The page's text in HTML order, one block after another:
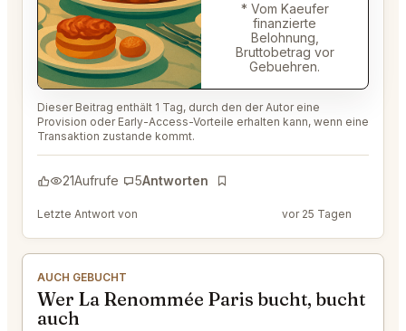
* Vom Kaeufer
finanzierte
Belohnung,
Bruttobetrag vor
Gebuehren.
Dieser Beitrag enthält 1 Tag, durch den der Autor eine
Provision oder Early-Access-Vorteile erhalten kann, wenn eine
Transaktion zustande kommt.
21Aufrufe 5Antworten
Lesezeichen
Letzte Antwort von vor 25 Tagen
AUCH GEBUCHT
Wer La Renommée Paris bucht, bucht
auch